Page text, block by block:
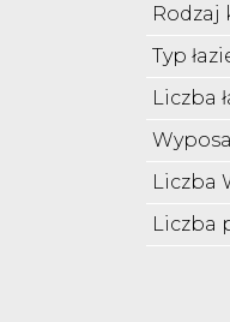
Rodzaj
Typ
Liczba
Liczba
Liczba